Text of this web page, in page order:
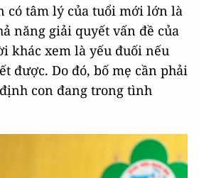
có tâm lý của tuổi mới lớn là
năng giải quyết vấn đề của
khác xem là yếu đuối nếu
được. Do đó, bố mẹ cần phải
con đang trong tình